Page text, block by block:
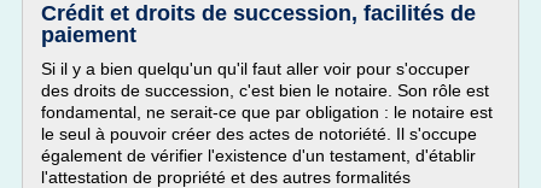
Crédit et droits de succession, facilités de
paiement
Si il y a bien quelqu'un qu'il faut aller voir pour s'occuper
des droits de succession, c'est bien le notaire. Son rôle est
fondamental, ne serait-ce que par obligation : le notaire est
le seul à pouvoir créer des actes de notoriété. Il s'occupe
également de vérifier l'existence d'un testament, d'établir
l'attestation de propriété et des autres formalités